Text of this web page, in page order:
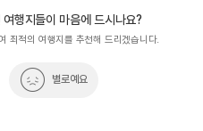
행지들이 마음에 드시나요?
최적의 여행지를 추천해 드리겠습니다.
별로예요